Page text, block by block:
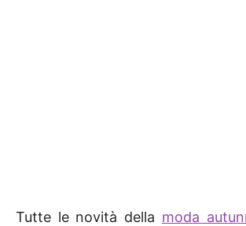
Tutte le novità della moda